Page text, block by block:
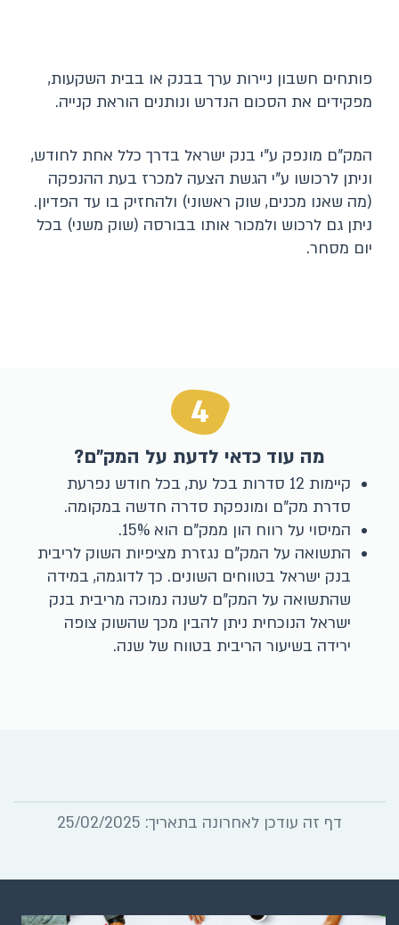
פותחים חשבון ניירות ערך בבנק או בבית השקעות,
מפקידים את הסכום הנדרש ונותנים הוראת קנייה.
המק"ם מונפק ע"י בנק ישראל בדרך כלל אחת לחודש,
וניתן לרכושו ע"י הגשת הצעה למכרז בעת ההנפקה
(מה שאנו מכנים, שוק ראשוני) ולהחזיק בו עד הפדיון.
ניתן גם לרכוש ולמכור אותו בבורסה (שוק משני) בכל
יום מסחר.
4
מה עוד כדאי לדעת על המק"ם?
קיימות 12 סדרות בכל עת, בכל חודש נפרעת
סדרת מק"ם ומונפקת סדרה חדשה במקומה.
המיסוי על רווח הון ממק"ם הוא 15%.
התשואה על המק"ם נגזרת מציפיות השוק לריבית
בנק ישראל בטווחים השונים. כך לדוגמה, במידה
שהתשואה על המק"ם לשנה נמוכה מריבית בנק
ישראל הנוכחית ניתן להבין מכך שהשוק צופה
ירידה בשיעור הריבית בטווח של שנה.
דף זה עודכן לאחרונה בתאריך: 25/02/2025